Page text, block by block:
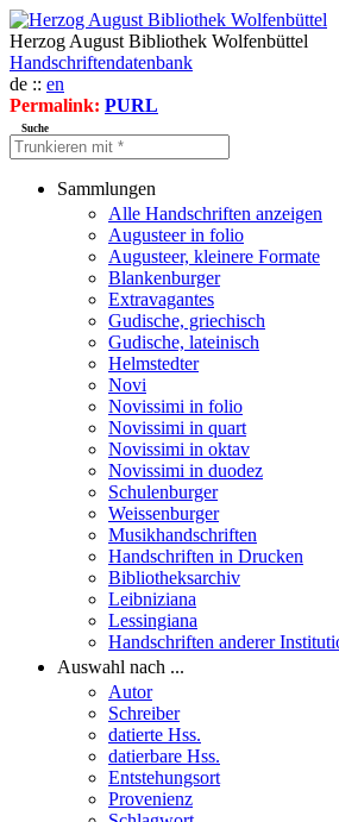
Herzog August Bibliothek Wolfenbüttel
Handschriftendatenbank
de :: en
Permalink: PURL
Suche
Sammlungen
Alle Handschriften anzeigen
Augusteer in folio
Augusteer, kleinere Formate
Blankenburger
Extravagantes
Gudische, griechisch
Gudische, lateinisch
Helmstedter
Novi
Novissimi in folio
Novissimi in quart
Novissimi in oktav
Novissimi in duodez
Schulenburger
Weissenburger
Musikhandschriften
Handschriften in Drucken
Bibliotheksarchiv
Leibniziana
Lessingiana
Handschriften anderer
Auswahl nach ...
Autor
Schreiber
datierte Hss.
datierbare Hss.
Entstehungsort
Provenienz